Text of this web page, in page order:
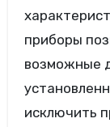
приборы
возможные
исключить